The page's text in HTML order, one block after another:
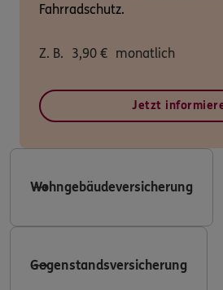
Fahrradschutz.
Z. B. 3,90 € monatlich
Jetzt
Wohngebäudeversicherung
Gegenstandsversicherung